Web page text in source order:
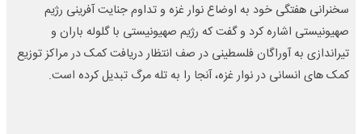
سخنرانی هفتگی خود به اوضاع نوار غزه و تداوم جنایت آفرینی رژیم
صهیونیستی اشاره کرد و گفت که رژیم صهیونیستی با گلوله باران و
تیراندازی به آوراگان فلسطینی در صف انتظار دریافت کمک در مراکز توزیع
کمک های انسانی در نوار غزه، آنجا را به تله مرگ تبدیل کرده است.